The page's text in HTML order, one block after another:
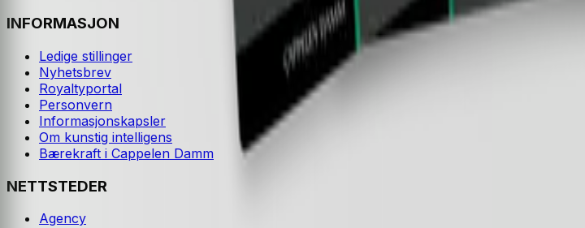
INFORMASJON
Ledige stillinger
Nyhetsbrev
Royaltyportal
Personvern
Informasjonskapsler
Om kunstig intelligens
Bærekraft i Cappelen Damm
NETTSTEDER
Agency